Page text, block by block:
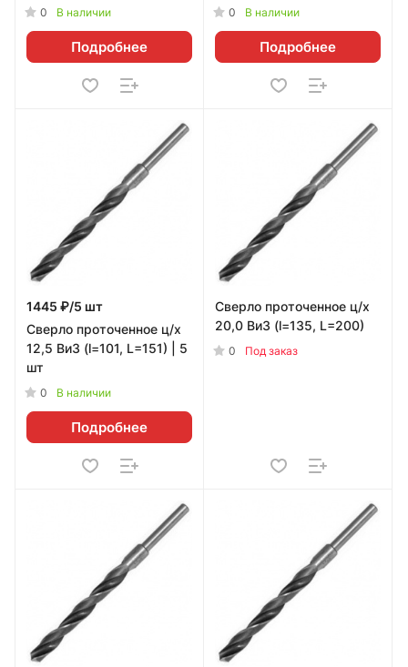
0 В наличии
Подробнее
0 В наличии
Подробнее
1445 ₽/5 шт
Сверло проточенное ц/х
12,5 ВиЗ (l=101, L=151) | 5
шт
0 В наличии
Подробнее
Сверло проточенное ц/х
20,0 ВиЗ (l=135, L=200)
0 Под заказ